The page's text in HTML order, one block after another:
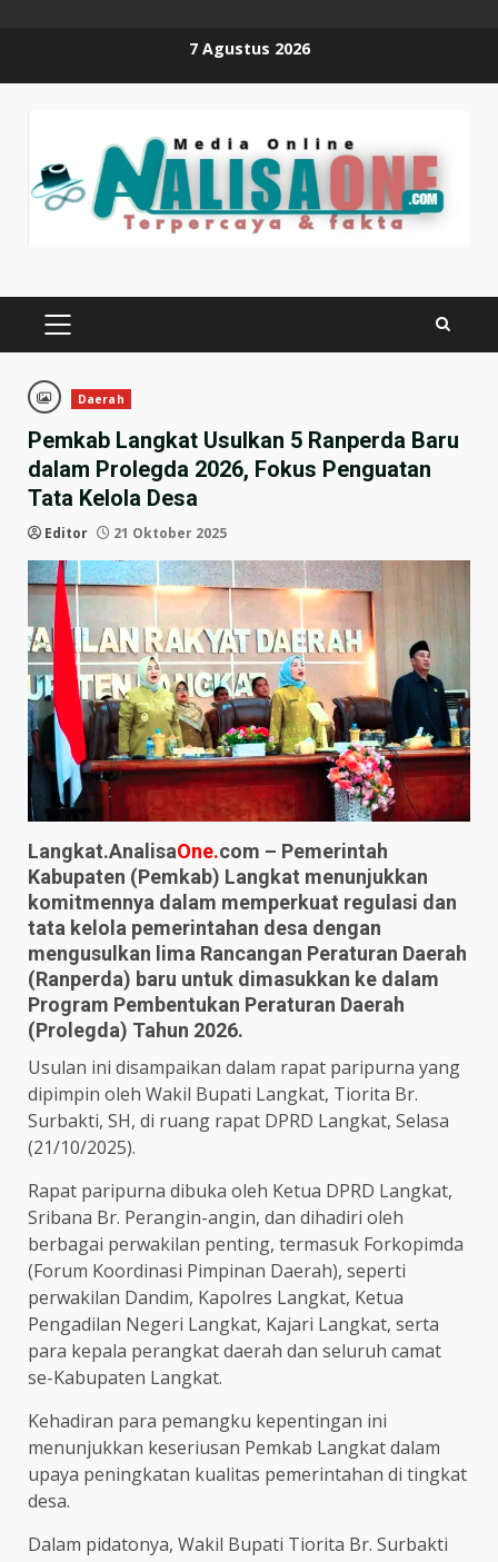
7 Agustus 2026
PRIMARY
Daerah
Pemkab Langkat Usulkan 5 Ranperda Baru
dalam Prolegda 2026, Fokus Penguatan
Tata Kelola Desa
Editor 21 Oktober 2025
Langkat.AnalisaOne.com – Pemerintah
Kabupaten (Pemkab) Langkat menunjukkan
komitmennya dalam memperkuat regulasi dan
tata kelola pemerintahan desa dengan
mengusulkan lima Rancangan Peraturan Daerah
(Ranperda) baru untuk dimasukkan ke dalam
Program Pembentukan Peraturan Daerah
(Prolegda) Tahun 2026.
Usulan ini disampaikan dalam rapat paripurna yang
dipimpin oleh Wakil Bupati Langkat, Tiorita Br.
Surbakti, SH, di ruang rapat DPRD Langkat, Selasa
(21/10/2025).
Rapat paripurna dibuka oleh Ketua DPRD Langkat,
Sribana Br. Perangin-angin, dan dihadiri oleh
berbagai perwakilan penting, termasuk Forkopimda
(Forum Koordinasi Pimpinan Daerah), seperti
perwakilan Dandim, Kapolres Langkat, Ketua
Pengadilan Negeri Langkat, Kajari Langkat, serta
para kepala perangkat daerah dan seluruh camat
se-Kabupaten Langkat.
Kehadiran para pemangku kepentingan ini
menunjukkan keseriusan Pemkab Langkat dalam
upaya peningkatan kualitas pemerintahan di tingkat
desa.
Dalam pidatonya, Wakil Bupati Tiorita Br. Surbakti